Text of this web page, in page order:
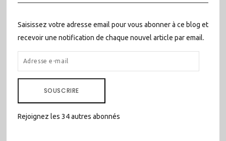
Saisissez votre adresse email pour vous abonner à ce blog et
recevoir une notification de chaque nouvel article par email.
ADRESSE
E-
SOUSCRIRE
Rejoignez les 34 autres abonnés